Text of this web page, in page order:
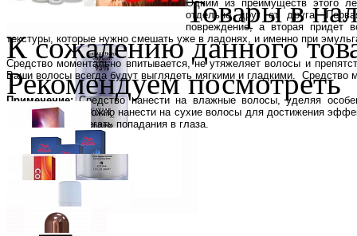
Одним из преимуществ этого
отдельно друг от друга.
повреждение, а вторая придет
текстуры, которые нужно смешать уже в ладонях, и именно при
Средство моментально впитывается, не утяжеляет волосы и
Ваши волосы всегда будут выглядеть мягкими и гладкими. Средство
Применение:Средство нанести на влажные волосы, уделяя
укладку. Также можно нанести на сухие волосы для достижения
применения. Избегать попадания в глаза.
Товары в
К сожалению данного
Рекомендуем посмотреть